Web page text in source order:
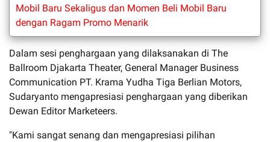
Mobil Baru Sekaligus dan Momen Beli Mobil Baru
dengan Ragam Promo Menarik
Dalam sesi penghargaan yang dilaksanakan di The
Ballroom Djakarta Theater, General Manager Business
Communication PT. Krama Yudha Tiga Berlian Motors,
Sudaryanto mengapresiasi penghargaan yang diberikan
Dewan Editor Marketeers.
"Kami sangat senang dan mengapresiasi pilihan